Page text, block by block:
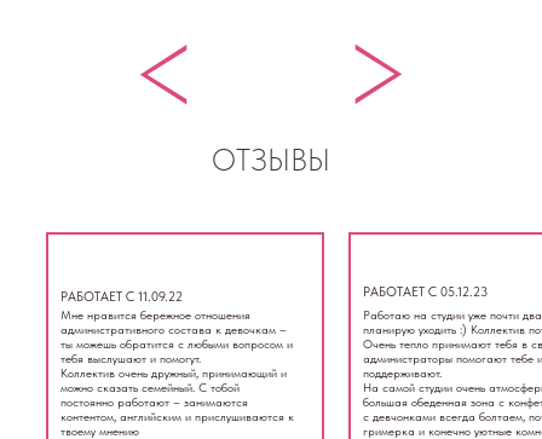
> >
ОТЗЫВЫ
РАБОТАЕТ С 11.09.22
Мне нравится бережное отношения
административного состава к девочкам –
ты можешь обратится с любыми вопросом и
тебя выслушают и помогут.
Коллектив очень дружный, принимающий и
можно сказать семейный. С тобой
постоянно работают – занимаются
контентом, английским и прислушиваются к
твоему мнению
РАБОТАЕТ С 05.12.23
Работаю на студии уже почти
планирую уходить :) Коллектив
Очень тепло принимают тебя в
администраторы помогают тебе и
поддерживают.
На самой студии очень
большая обеденная зона с
с девчонками всегда болтаем,
гримерка и конечно уютные